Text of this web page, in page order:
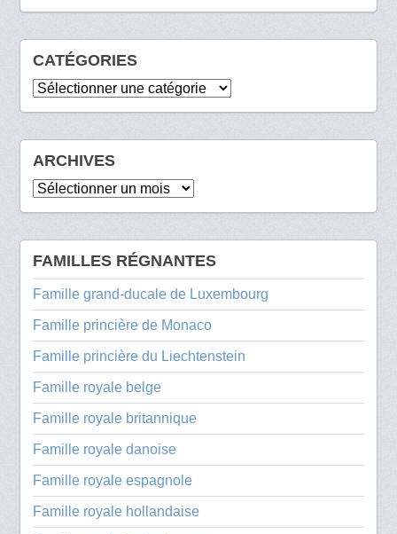
CATÉGORIES
Catégories
ARCHIVES
Archives
FAMILLES RÉGNANTES
Famille grand-ducale de Luxembourg
Famille princière de Monaco
Famille princière du Liechtenstein
Famille royale belge
Famille royale britannique
Famille royale danoise
Famille royale espagnole
Famille royale hollandaise